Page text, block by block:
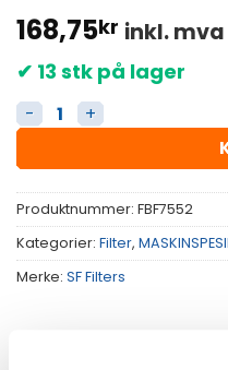
168,75kr inkl. mva
✔ 13 stk på lager
Dieselfilter, Spin-on
Produktnummer: FBF7552
Kategorier: Filter,
Merke: SF Filters